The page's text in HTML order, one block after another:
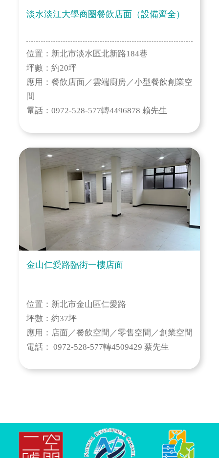
淡水淡江大學商圈餐飲店面（設備齊全）
位置：新北市淡水區北新路184巷
坪數：約20坪
應用：餐飲店面／雲端廚房／小型餐飲創業空
間
電話：0972-528-577轉4496878 賴先生
金山仁愛路臨街一樓店面
位置：新北市金山區仁愛路
坪數：約37坪
應用：店面／餐飲空間／零售空間／創業空間
電話： 0972-528-577轉4509429 蔡先生